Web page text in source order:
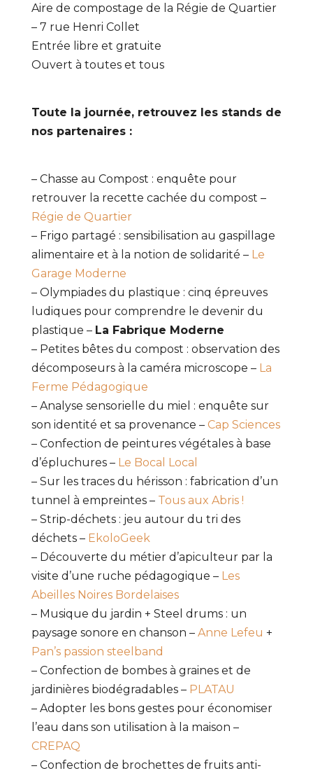
Aire de compostage de la Régie de Quartier
– 7 rue Henri Collet
Entrée libre et gratuite
Ouvert à toutes et tous
Toute la journée, retrouvez les stands de
nos partenaires :
– Chasse au Compost : enquête pour
retrouver la recette cachée du compost –
Régie de Quartier
– Frigo partagé : sensibilisation au gaspillage
alimentaire et à la notion de solidarité – Le
Garage Moderne
– Olympiades du plastique : cinq épreuves
ludiques pour comprendre le devenir du
plastique – La Fabrique Moderne
– Petites bêtes du compost : observation des
décomposeurs à la caméra microscope – La
Ferme Pédagogique
– Analyse sensorielle du miel : enquête sur
son identité et sa provenance – Cap Sciences
– Confection de peintures végétales à base
d’épluchures – Le Bocal Local
– Sur les traces du hérisson : fabrication d’un
tunnel à empreintes – Tous aux Abris !
– Strip-déchets : jeu autour du tri des
déchets – EkoloGeek
– Découverte du métier d’apiculteur par la
visite d’une ruche pédagogique – Les
Abeilles Noires Bordelaises
– Musique du jardin + Steel drums : un
paysage sonore en chanson – Anne Lefeu +
Pan’s passion steelband
– Confection de bombes à graines et de
jardinières biodégradables – PLATAU
– Adopter les bons gestes pour économiser
l’eau dans son utilisation à la maison –
CREPAQ
– Confection de brochettes de fruits anti-